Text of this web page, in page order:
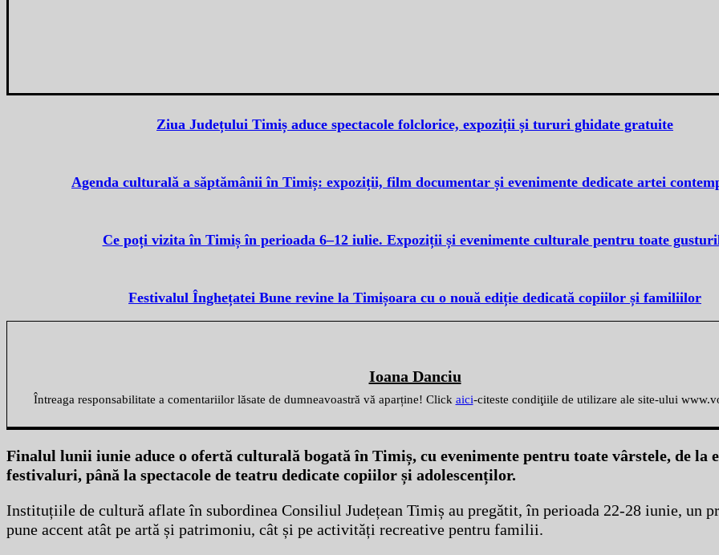
Ziua Județului Timiș aduce spectacole folclorice, expoziții și tururi ghidate gratuite
Agenda culturală a săptămânii în Timiș: expoziții, film documentar și evenimente dedicate artei
Ce poți vizita în Timiș în perioada 6–12 iulie. Expoziții și evenimente culturale pentru toate
Festivalul Înghețatei Bune revine la Timișoara cu o nouă ediție dedicată copiilor și familiilor
Ioana Danciu
Întreaga responsabilitate a comentariilor lăsate de dumneavoastră vă aparține! Click aici-citeste condiţiile de utilizare ale site-ului
Finalul lunii iunie aduce o ofertă culturală bogată în Timiș, cu evenimente pentru toate vârstele, de la
festivaluri, până la spectacole de teatru dedicate copiilor și adolescenților.
Instituțiile de cultură aflate în subordinea Consiliul Județean Timiș au pregătit, în perioada 22-28 iunie, un
pune accent atât pe artă și patrimoniu, cât și pe activități recreative pentru familii.